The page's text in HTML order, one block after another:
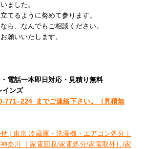
ました。
てるように努めて参ります。
ら、なんでもご相談ください。
願いいたします。
電話一本即日対応・見積り無料
インズ
771–224 までご連絡下さい。
（見積無
| 東京 冷蔵庫・洗濯機・エアコン処分｜
奈川 ｜家電回収/家電処分/家電取外し/家